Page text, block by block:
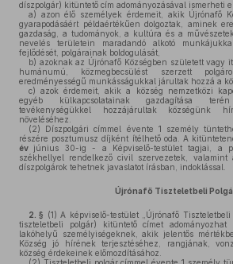
díszpolgár) kitüntető cím adományozásával ismerheti
a) azon élő személyek érdemeit, akik Újrónafő
gyarapodásáért példaértékűen dolgoztak, aminek
gazdaság, a tudományok, a kultúra és a
nevelés területein maradandó alkotó
fejlődését, polgárainak boldogulását,
b) azoknak az Újrónafő Községben született vagy
humánumú, közmegbecsülést szerzett
eredményességű munkásságukkal járultak hozzá a
c) azok érdemeit, akik a község nemzetközi
egyéb külkapcsolatainak gazdagítása
tevékenységükkel hozzájárultak községünk
növeléséhez.
(2) Díszpolgári címmel évente 1 személy
részére posztumusz díjként ítélhető oda. A
év június 30-ig - a Képviselő-testület tagjai, a
székhellyel rendelkező civil szervezetek, valamint
díszpolgárok tehetnek javaslatot írásban, indoklással.
Újrónafő Tiszteletbeli
2. § (1) A képviselő-testület „Újrónafő Tiszteletbeli
tiszteletbeli polgár) kitüntető címet
lakóhelyű személyiségeknek, akik jelentős
Község jó hírének terjesztéséhez, rangjának,
község érdekeinek előmozdításához.